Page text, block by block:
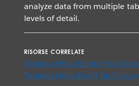
analyze data from multiple
levels of detail.
RISORSE CORRELATE
Tableau Help: Relate Your
Tableau Help: Don’t Be